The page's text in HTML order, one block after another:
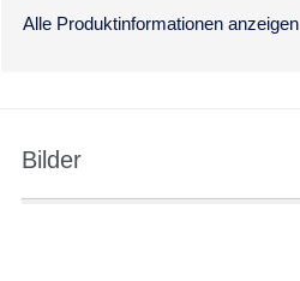
Alle Produktinformationen anzeigen
Bilder